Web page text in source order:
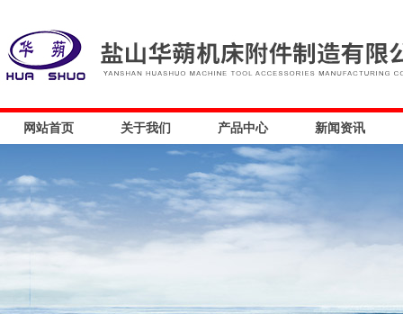
网站首页 关于我们 产品中心 新闻资讯